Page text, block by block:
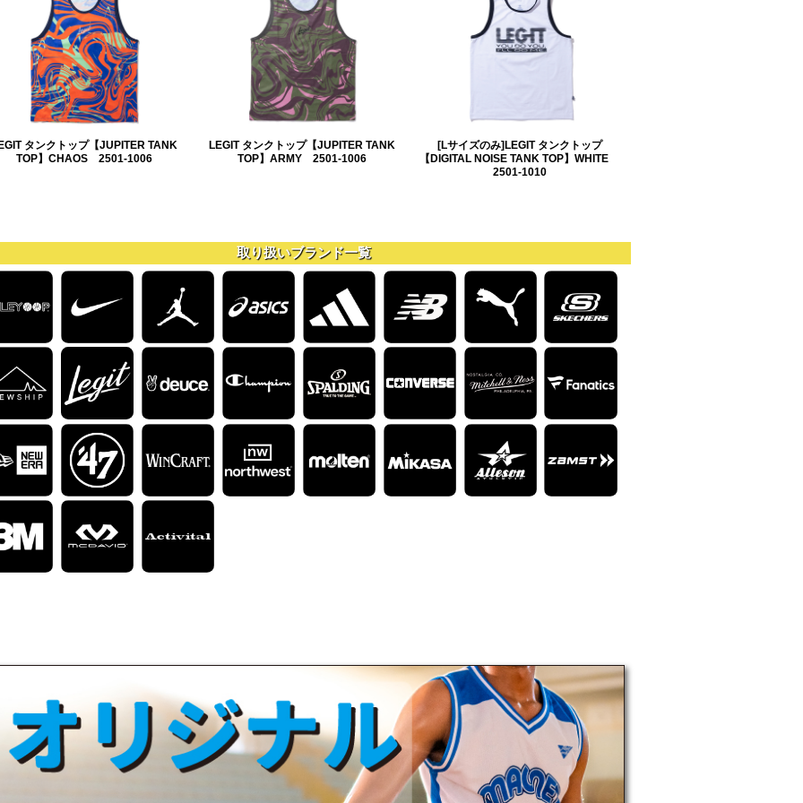
タンクトップ【JUPITER TANK
TOP】CHAOS 2501-1006
LEGIT タンクトップ【JUPITER TANK
TOP】ARMY 2501-1006
[Lサイズのみ]LEGIT タンクトップ
【DIGITAL NOISE TANK TOP】WHITE
2501-1010
取り扱いブランド一覧